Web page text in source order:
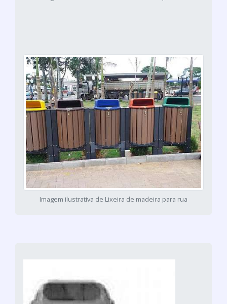
Imagem ilustrativa de Lixeira de madeira para rua